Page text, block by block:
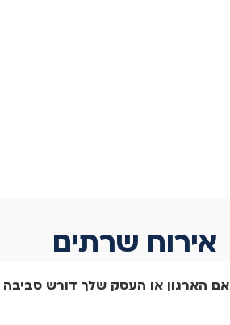
אירוח שרתים
אם הארגון או העסק שלך דורש